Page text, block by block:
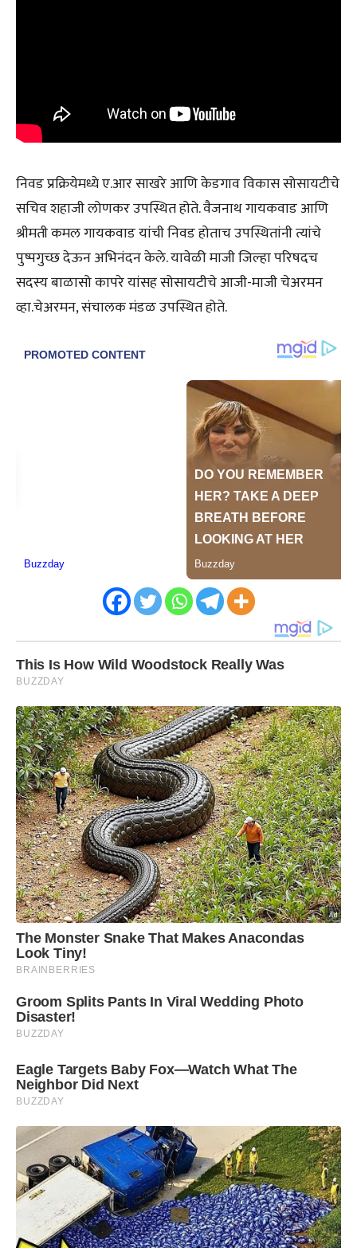
निवड प्रक्रियेमध्ये ए.आर साखरे आणि केडगाव विकास सोसायटीचे
सचिव शहाजी लोणकर उपस्थित होते. वैजनाथ गायकवाड आणि
श्रीमती कमल गायकवाड यांची निवड होताच उपस्थितांनी त्यांचे
पुष्पगुच्छ देऊन अभिनंदन केले. यावेळी माजी जिल्हा परिषदच
सदस्य बाळासो कापरे यांसह सोसायटीचे आजी-माजी चेअरमन
व्हा.चेअरमन, संचालक मंडळ उपस्थित होते.